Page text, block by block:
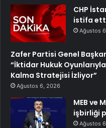
CHP
istifa
Ağustos
Zafer Partisi Genel
“İktidar Hukuk
Kalma Stratejisi İzliyor”
Ağustos 6, 2026
MEB ve
işbirliği
Ağustos